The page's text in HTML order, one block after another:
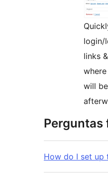
login/
links
will
Perguntas
How do I set up